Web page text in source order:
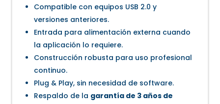
Compatible con equipos USB 2.0 y
versiones anteriores.
Entrada para alimentación externa cuando
la aplicación lo requiere.
Construcción robusta para uso profesional
continuo.
Plug & Play, sin necesidad de software.
Respaldo de la garantía de 3 años de